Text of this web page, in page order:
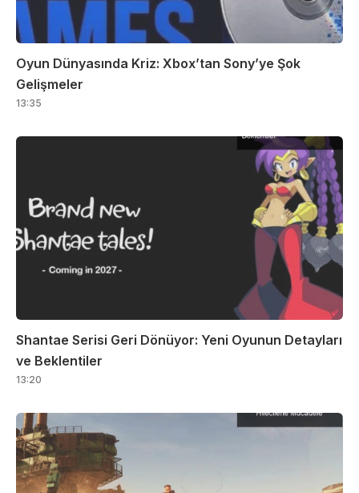
Oyun Dünyasında Kriz: Xbox’tan Sony’ye Şok
Gelişmeler
13:35
Shantae Serisi Geri Dönüyor: Yeni Oyunun Detayları
ve Beklentiler
13:20